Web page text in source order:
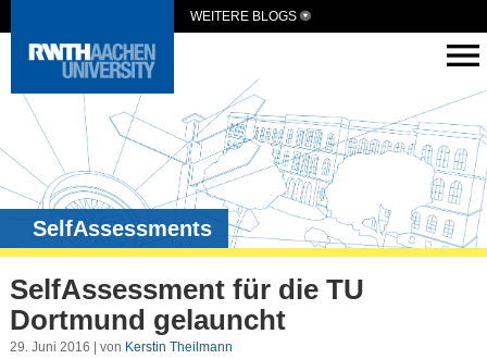
WEITERE BLOGS
SelfAssessments
SelfAssessment für die TU
Dortmund gelauncht
29. Juni 2016 | von Kerstin Theilmann